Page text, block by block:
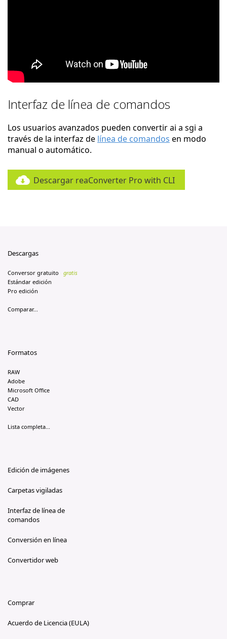
Interfaz de línea de comandos
Los usuarios avanzados pueden convertir ai a sgi a
través de la interfaz de línea de comandos en modo
manual o automático.
Descargar reaConverter Pro with CLI
Descargas
Conversor gratuito
gratis
Estándar edición
Pro edición
Comparar...
Formatos
RAW
Adobe
Microsoft Office
CAD
Vector
Lista completa...
Edición de imágenes
Carpetas vigiladas
Interfaz de línea de
comandos
Conversión en línea
Convertidor web
Comprar
Acuerdo de Licencia (EULA)